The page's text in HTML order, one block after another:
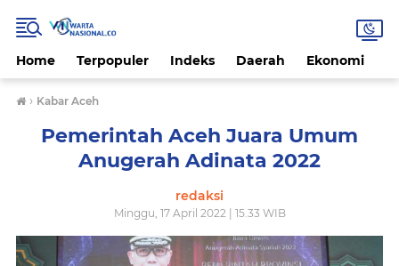
Home Terpopuler Indeks Daerah Ekonomi
› Kabar Aceh
Pemerintah Aceh Juara Umum
Anugerah Adinata 2022
redaksi
Minggu, 17 April 2022 | 15.33 WIB